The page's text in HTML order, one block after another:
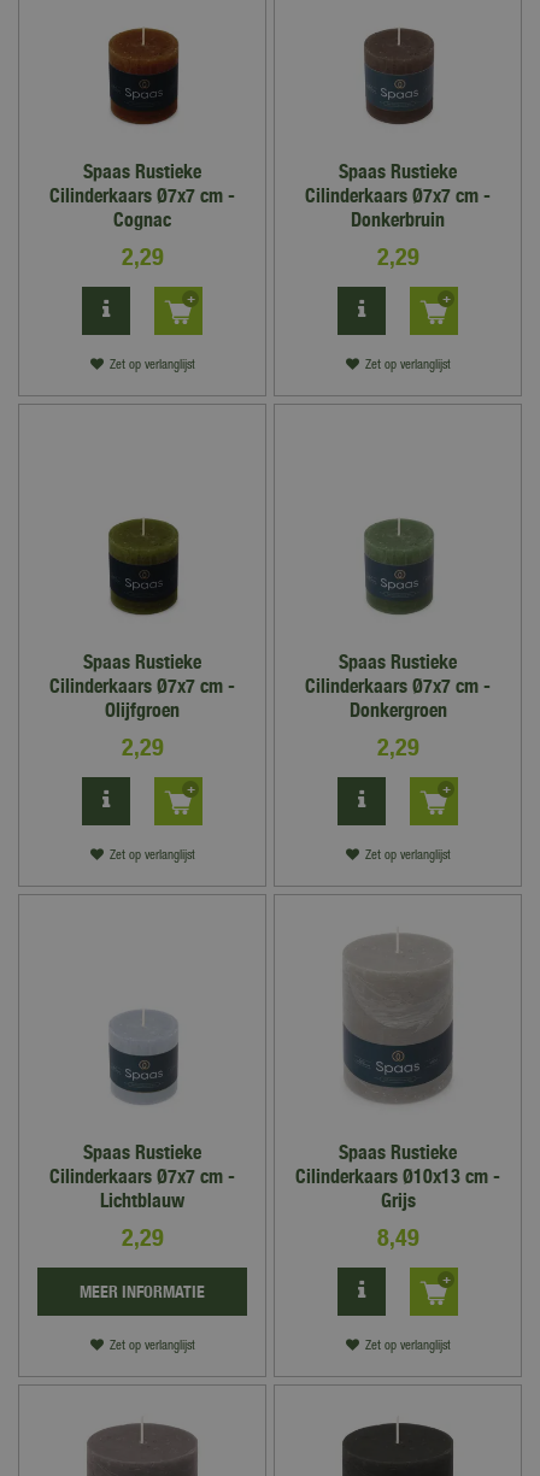
Spaas Rustieke
Cilinderkaars Ø7x7 cm -
Cognac
2,29
Zet op verlanglijst
Spaas Rustieke
Cilinderkaars Ø7x7 cm -
Donkerbruin
2,29
Zet op verlanglijst
Spaas Rustieke
Cilinderkaars Ø7x7 cm -
Olijfgroen
2,29
Zet op verlanglijst
Spaas Rustieke
Cilinderkaars Ø7x7 cm -
Donkergroen
2,29
Zet op verlanglijst
Spaas Rustieke
Cilinderkaars Ø7x7 cm -
Lichtblauw
2,29
Zet op verlanglijst
MEER INFORMATIE
Spaas Rustieke
Cilinderkaars Ø10x13 cm -
Grijs
8,49
Zet op verlanglijst